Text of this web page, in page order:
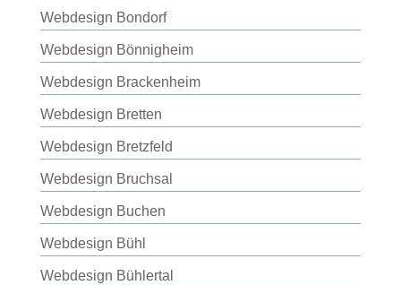
Webdesign Bondorf
Webdesign Bönnigheim
Webdesign Brackenheim
Webdesign Bretten
Webdesign Bretzfeld
Webdesign Bruchsal
Webdesign Buchen
Webdesign Bühl
Webdesign Bühlertal